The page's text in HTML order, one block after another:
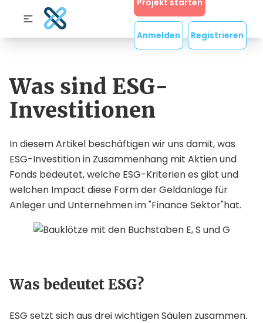
Projekt starten
Anmelden Registrieren
Was sind ESG-
Investitionen
In diesem Artikel beschäftigen wir uns damit, was
ESG-Investition in Zusammenhang mit Aktien und
Fonds bedeutet, welche ESG-Kriterien es gibt und
welchen Impact diese Form der Geldanlage für
Anleger und Unternehmen im "Finance Sektor"hat.
Was bedeutet ESG?
ESG setzt sich aus drei wichtigen Säulen zusammen.